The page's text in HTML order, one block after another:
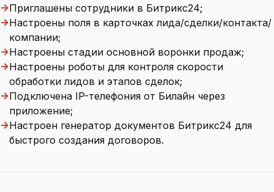
→Приглашены сотрудники в Битрикс24;
→Настроены поля в карточках лида/сделки/контакта/
компании;
→Настроены стадии основной воронки продаж;
→Настроены роботы для контроля скорости
обработки лидов и этапов сделок;
→Подключена IP-телефония от Билайн через
приложение;
→Настроен генератор документов Битрикс24 для
быстрого создания договоров.